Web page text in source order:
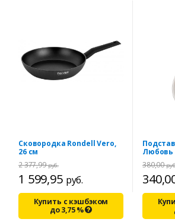
Сковородка Rondell Vero,
26 см
1 599,95 руб.
2 377,99руб.
Купить с кэшбэком
до3,75%
Любовь
380,00